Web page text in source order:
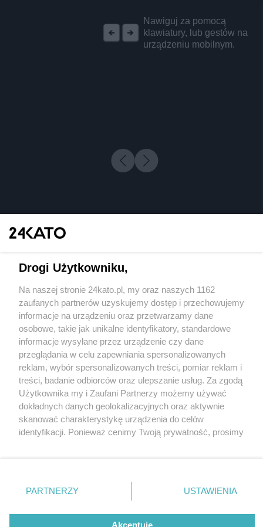
Nawiguj za pomocą
klawiatury, lub gestów na
urządzeniu mobilnym.
1 / 0
Wydawca mediów lokalnych
Nie zapomnij
zapoznać się z:
polityką prywatności regulamin korzystania z portali
Twojemiasto
Piekary Śląskie
Chorzów
Tarnowskie Góry
Gliwice
Skontakuj sięz nami
Kontakt
Wydawca
Redakcja
Drogi Użytkowniku,
Na naszej stronie 24kato.pl, my oraz naszych 1162
zaufanych partnerów uzyskujemy dostęp i przechowujemy
informacje na urządzeniu oraz przetwarzamy dane
osobowe, takie jak unikalne identyfikatory, standardowe
informacje wysyłane przez urządzenie czy dane
przeglądania w celu zapewniania spersonalizowanych
reklam, wybór spersonalizowanych treści, pomiar reklam i
treści, badanie odbiorców oraz ulepszanie usług. Za zgodą
Użytkownika my i Zaufani Partnerzy możemy używać
dokładnych danych geolokalizacyjnych oraz aktywnie
skanować charakterystykę urządzenia do celów
identyfikacji. Ponieważ cenimy Twoją prywatność, prosimy
prywatności znajdujący się w lewym dolnym rogu strony
. Niektóre rodzaje przetwarzania danych nie wymagają
zgody użytkownika, ale masz prawo sprzeciwić się
takiemu przetwarzaniu. Preferencje będą miały
PARTNERZY USTAWIENIA
Akceptuję